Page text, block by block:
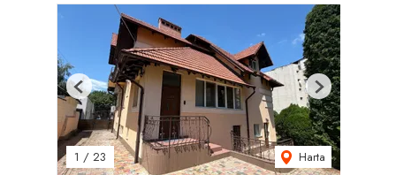
1 / 23 Harta
Previous Next